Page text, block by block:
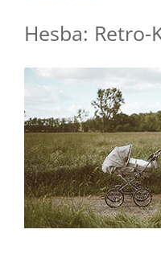
Hesba: Retro-